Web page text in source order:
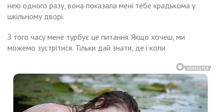
нею одного разу, вона показала мені тебе крадькома у
шкільному дворі.
З того часу мене турбує це питання. Якщо хочеш, ми
можемо зустрітися. Тільки дай знати, де і коли.